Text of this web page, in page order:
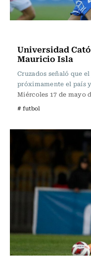
Universidad
Mauricio Isla
Cruzados señaló que
próximamente el país
Miércoles 17 de mayo
# futbol